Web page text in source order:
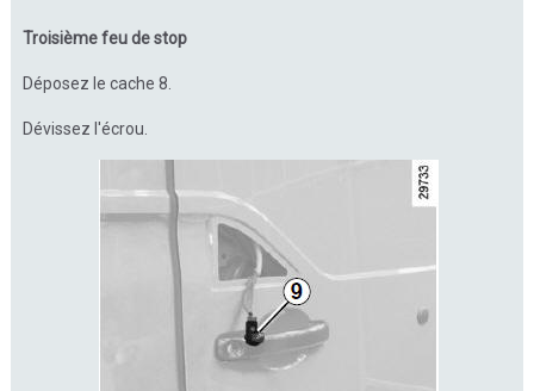
Troisième feu de stop
Déposez le cache 8.
Dévissez l'écrou.